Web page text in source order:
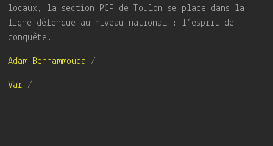
locaux, la section PCF de Toulon se place dans la
ligne défendue au niveau national : l’esprit de
conquête.
Adam Benhammouda /
Var /